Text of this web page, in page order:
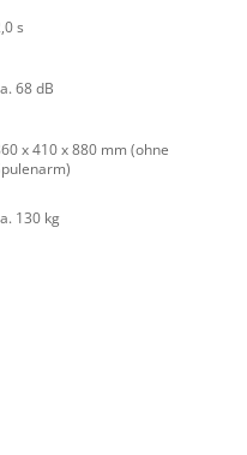
s
68 dB
x 410 x 880 mm (ohne
130 kg